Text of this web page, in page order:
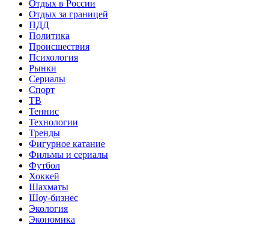
Отдых в России
Отдых за границей
ПДД
Политика
Происшествия
Психология
Рынки
Сериалы
Спорт
ТВ
Теннис
Технологии
Тренды
Фигурное катание
Фильмы и сериалы
Футбол
Хоккей
Шахматы
Шоу-бизнес
Экология
Экономика